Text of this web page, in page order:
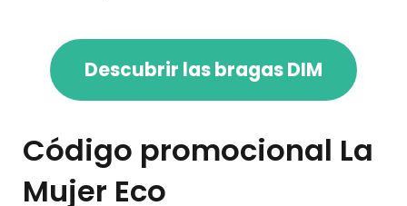
Descubrir las bragas DIM
Código promocional La
Mujer Eco